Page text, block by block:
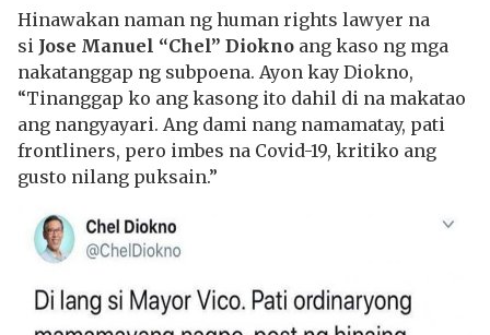
Hinawakan naman ng human rights lawyer na
si Jose Manuel “Chel” Diokno ang kaso ng mga
nakatanggap ng subpoena. Ayon kay Diokno,
“Tinanggap ko ang kasong ito dahil di na makatao
ang nangyayari. Ang dami nang namamatay, pati
frontliners, pero imbes na Covid-19, kritiko ang
gusto nilang puksain.”